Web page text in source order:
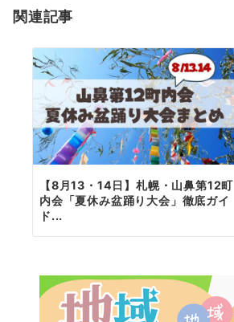
ン
関連記事
【8月13・14日】札幌・山鼻第12町
内会「夏休み盆踊り大会」徹底ガイ
ド...